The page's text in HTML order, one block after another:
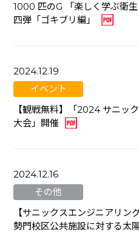
1000 匹のG 「楽しく学ぶ衛
四弾「ゴキブリ編」
2024.12.19
イベント
【観戦無料】「2024 サニッ
⼤会」開催
2024.12.16
その他
【サニックスエンジニアリ
勢門校区公共施設に対する太